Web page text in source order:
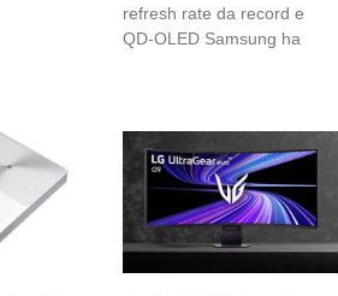
refresh rate da record e
QD-OLED Samsung ha